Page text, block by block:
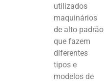
utilizados
maquinários
de alto padrão
que fazem
diferentes
tipos e
modelos de